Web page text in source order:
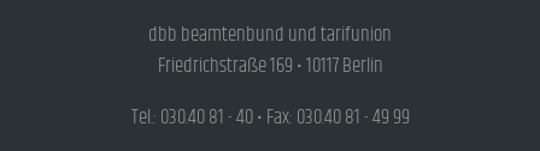
dbb beamtenbund und tarifunion
Friedrichstraße 169 • 10117 Berlin
Tel.: 030.40 81 - 40 • Fax: 030.40 81 - 49 99